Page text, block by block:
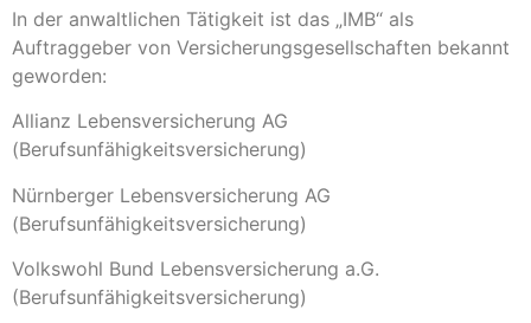
In der anwaltlichen Tätigkeit ist das „IMB“ als
Auftraggeber von Versicherungsgesellschaften bekannt
geworden:
Allianz Lebensversicherung AG
(Berufsunfähigkeitsversicherung)
Nürnberger Lebensversicherung AG
(Berufsunfähigkeitsversicherung)
Volkswohl Bund Lebensversicherung a.G.
(Berufsunfähigkeitsversicherung)